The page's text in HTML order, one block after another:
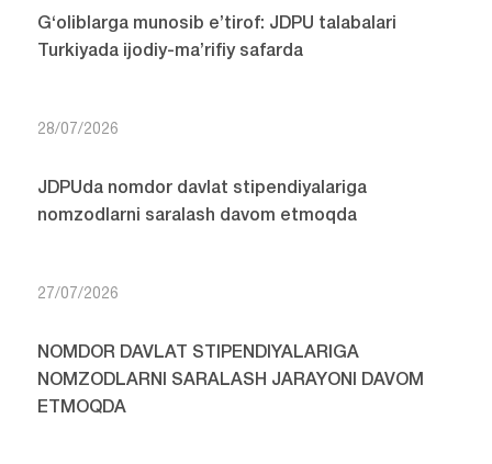
G‘oliblarga munosib e’tirof: JDPU talabalari
Turkiyada ijodiy-ma’rifiy safarda
28/07/2026
JDPUda nomdor davlat stipendiyalariga
nomzodlarni saralash davom etmoqda
27/07/2026
NOMDOR DAVLAT STIPENDIYALARIGA
NOMZODLARNI SARALASH JARAYONI DAVOM
ETMOQDA